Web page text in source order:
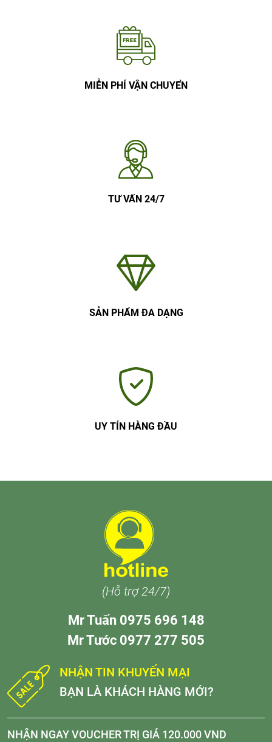
MIỄN PHÍ VẬN CHUYỂN
TƯ VẤN 24/7
SẢN PHẨM ĐA DẠNG
UY TÍN HÀNG ĐẦU
(Hỗ trợ 24/7)
Mr Tuấn 0975 696 148
Mr Tước 0977 277 505
NHẬN TIN KHUYẾN MẠI
BẠN LÀ KHÁCH HÀNG MỚI?
NHẬN NGAY VOUCHER TRỊ GIÁ 120.000 VND